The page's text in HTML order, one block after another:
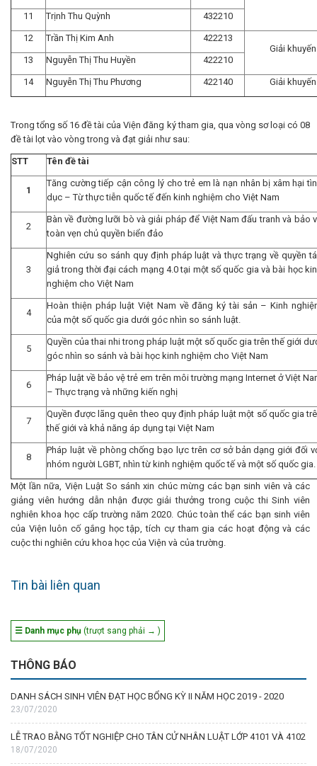
11 Trịnh Thu Quỳnh 432210
12 Trần Thị Kim Anh
422213
Giải
13
Nguyễn Thị Thu Huyền 422210
14 Nguyễn Thị Thu Phương 422140 Giải
Trong tổng số 16 đề tài của Viện đăng ký tham gia, qua vòng sơ loại có 08
đề tài lọt vào vòng trong và đạt giải như sau:
STT Tên đề tài
1
Tăng cường tiếp cận công lý cho trẻ em là nạn nhân bị xâm hại
dục – Từ thực tiễn quốc tế đến kinh nghiệm cho Việt Nam
2
Bàn về đường lưỡi bò và giải pháp để Việt Nam đấu tranh và bảo
toàn vẹn chủ quyền biển đảo
3
Nghiên cứu so sánh quy định pháp luật và thực trạng về quyền
giả trong thời đại cách mạng 4.0 tại một số quốc gia và bài học
nghiệm cho Việt Nam
4
Hoàn thiện pháp luật Việt Nam về đăng ký tài sản – Kinh
của một số quốc gia dưới góc nhìn so sánh luật.
5
Quyền của thai nhi trong pháp luật một số quốc gia trên thế giới
góc nhìn so sánh và bài học kinh nghiệm cho Việt Nam
6
Pháp luật về bảo vệ trẻ em trên môi trường mạng Internet ở Việt
– Thực trạng và những kiến nghị
7
Quyền được lãng quên theo quy định pháp luật một số quốc gia
thế giới và khả năng áp dụng tại Việt Nam
8
Pháp luật về phòng chống bạo lực trên cơ sở bản dạng giới đối
nhóm người LGBT, nhìn từ kinh nghiệm quốc tế và một số quốc gia.
Một lần nữa, Viện Luật So sánh xin chúc mừng các bạn sinh viên và các
giảng viên hướng dẫn nhận được giải thưởng trong cuộc thi Sinh viên
nghiên khoa học cấp trường năm 2020. Chúc toàn thể các bạn sinh viên
của Viện luôn cố gắng học tập, tích cự tham gia các hoạt động và các
cuộc thi nghiên cứu khoa học của Viện và của trường.
Tin bài liên quan
☰ Danh mục phụ (trượt sang phải → )
THÔNG BÁO
DANH SÁCH SINH VIÊN ĐẠT HỌC BỔNG KỲ II NĂM HỌC 2019 - 2020
23/07/2020
LỄ TRAO BẰNG TỐT NGHIỆP CHO TÂN CỬ NHÂN LUẬT LỚP 4101 VÀ 4102
18/07/2020